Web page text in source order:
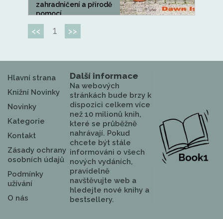
zahradničení a přírodě
pomocí...
<< 1 >>
Hlavní strana
Knižní Novinky
Novinky
Kategorie
Kontakt
Zásady ochrany
osobních údajů
Podmínky
užívání
O nás
Další informace
Na webových
stránkách bude brzy k
dispozici celkem více
než 10 milionů knih,
které se průběžně
nahrávají. Pokud
chcete být stále
informováni o všech
nových vydáních,
pravidelně
navštěvujte web a
hledejte nové knihy a
bestsellery.